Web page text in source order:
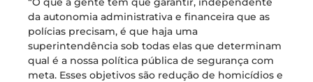
da autonomia administrativa e financeira que as
polícias precisam, é que haja uma
superintendência sob todas elas que determinam
qual é a nossa política pública de segurança com
meta. Esses objetivos são redução de homicídios e